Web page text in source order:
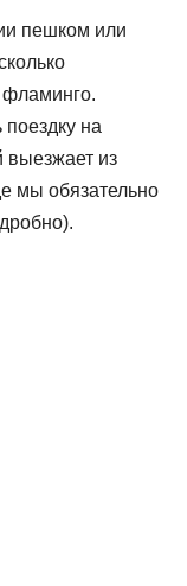
пешком или
фламинго.
на
выезжает из
мы обязательно